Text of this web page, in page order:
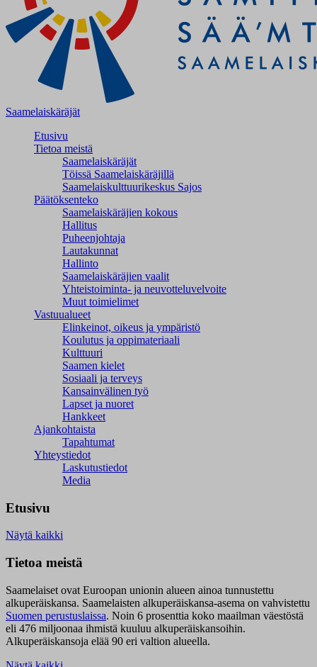
Saamelaiskäräjät
Etusivu
Tietoa meistä
Saamelaiskäräjät
Töissä Saamelaiskäräjillä
Saamelaiskulttuuri­keskus Sajos
Päätöksenteko
Saamelaiskäräjien kokous
Hallitus
Puheenjohtaja
Lautakunnat
Hallinto
Saamelaiskäräjien vaalit
Yhteistoiminta- ja neuvotteluvelvoite
Muut toimielimet
Vastuualueet
Elinkeinot, oikeus ja ympäristö
Koulutus ja oppimateriaali
Kulttuuri
Saamen kielet
Sosiaali ja terveys
Kansainvälinen työ
Lapset ja nuoret
Hankkeet
Ajankohtaista
Tapahtumat
Yhteystiedot
Laskutustiedot
Media
Etusivu
Näytä kaikki
Tietoa meistä
Saamelaiset ovat Euroopan unionin alueen ainoa tunnustettu
alkuperäiskansa. Saamelaisten alkuperäiskansa-asema on vahvistettu
Suomen perustuslaissa. Noin 6 prosenttia koko maailman väestöstä
eli 476 miljoonaa ihmistä kuuluu alkuperäiskansoihin.
Alkuperäiskansoja elää 90 eri valtion alueella.